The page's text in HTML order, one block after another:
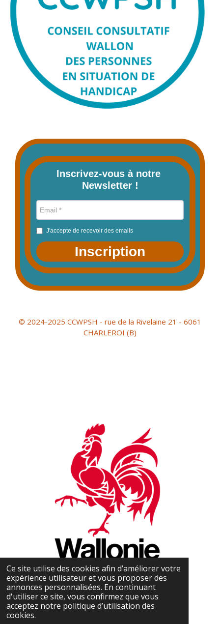
Ce site utilise des cookies afin d’améliorer votre
expérience utilisateur et vous proposer des
annonces personnalisées. En continuant
d'utiliser ce site, vous confirmez que vous
acceptez notre politique d’utilisation des
cookies.
Inscrivez-vous à notre
Newsletter !
J'accepte de recevoir des emails
Inscription
© 2024-2025 CCWPSH - rue de la Rivelaine 21 - 6061
CHARLEROI (B)